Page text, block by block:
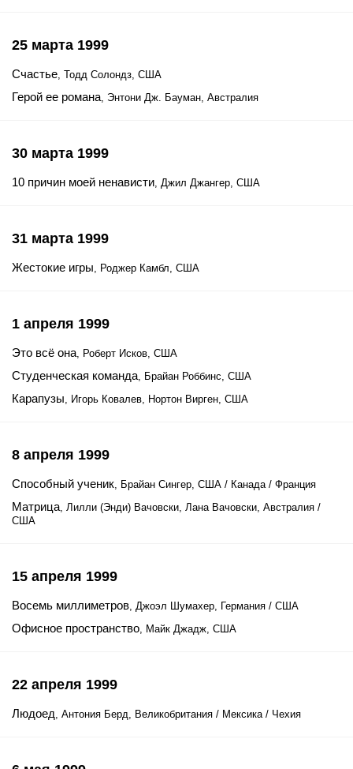
25 марта 1999
Счастье, Тодд Солондз, США
Герой ее романа, Энтони Дж. Бауман, Австралия
30 марта 1999
10 причин моей ненависти, Джил Джангер, США
31 марта 1999
Жестокие игры, Роджер Камбл, США
1 апреля 1999
Это всё она, Роберт Исков, США
Студенческая команда, Брайан Роббинс, США
Карапузы, Игорь Ковалев, Нортон Вирген, США
8 апреля 1999
Способный ученик, Брайан Сингер, США / Канада / Франция
Матрица, Лилли (Энди) Вачовски, Лана Вачовски, Австралия /
США
15 апреля 1999
Восемь миллиметров, Джоэл Шумахер, Германия / США
Офисное пространство, Майк Джадж, США
22 апреля 1999
Людоед, Антония Берд, Великобритания / Мексика / Чехия